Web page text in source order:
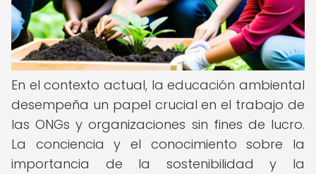
En el contexto actual, la educación ambiental
desempeña un papel crucial en el trabajo de
las ONGs y organizaciones sin fines de lucro.
La conciencia y el conocimiento sobre la
importancia de la sostenibilidad y la